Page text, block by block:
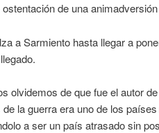
ostentación de una
a Sarmiento hasta llegar a
olvidemos de que fue el autor
de la guerra era uno de los
a ser un país atrasado sin